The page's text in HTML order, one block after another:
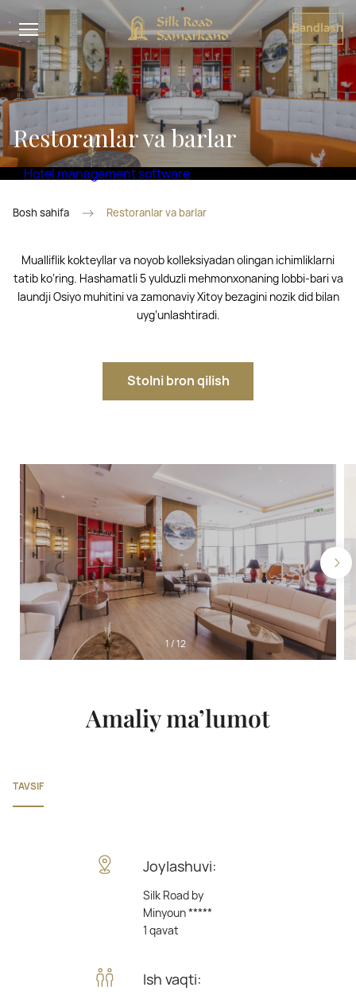
Bandlash
Restoranlar va barlar
Hotel management software
Bosh sahifa Restoranlar va barlar
Mualliflik kokteyllar va noyob kolleksiyadan olingan ichimliklarni
tatib ko‘ring. Hashamatli 5 yulduzli mehmonxonaning lobbi-bari va
laundji Osiyo muhitini va zamonaviy Xitoy bezagini nozik did bilan
uyg‘unlashtiradi.
Stolni bron qilish
1/12
Amaliy ma’lumot
TAVSIF
Joylashuvi:
Silk Road by
Minyoun *****
1 qavat
Ish vaqti: